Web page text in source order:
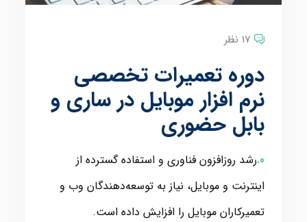
17 نظر
دوره تعمیرات تخصصی
نرم افزار موبایل در ساری و
بابل حضوری
رشد روزافزون فناوری و استفاده گسترده از
اینترنت و موبایل، نیاز به توسعه‌دهندگان وب و
تعمیرکاران موبایل را افزایش داده است.